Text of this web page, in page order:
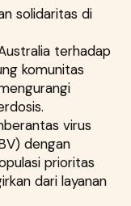
solidaritas di
terhadap
komunitas
virus
dengan
prioritas
dari layanan